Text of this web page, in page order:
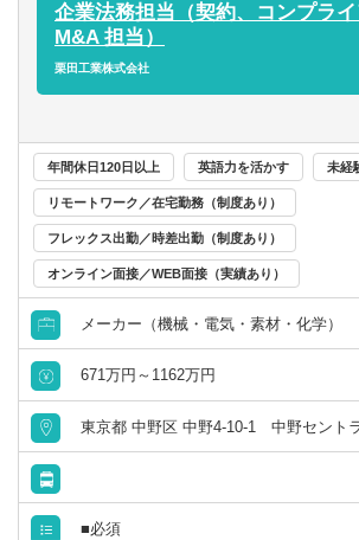
企業法務担当（契約、コンプライ
M&A 担当）
栗田工業株式会社
年間休日120日以上 英語力を活かす 未経
リモートワーク／在宅勤務（制度あり）
フレックス出勤／時差出勤（制度あり）
オンライン面接／WEB面接（実績あり）
メーカー（機械・電気・素材・化学）
671万円～1162万円
東京都 中野区 中野4-10-1 中野セント
■必須